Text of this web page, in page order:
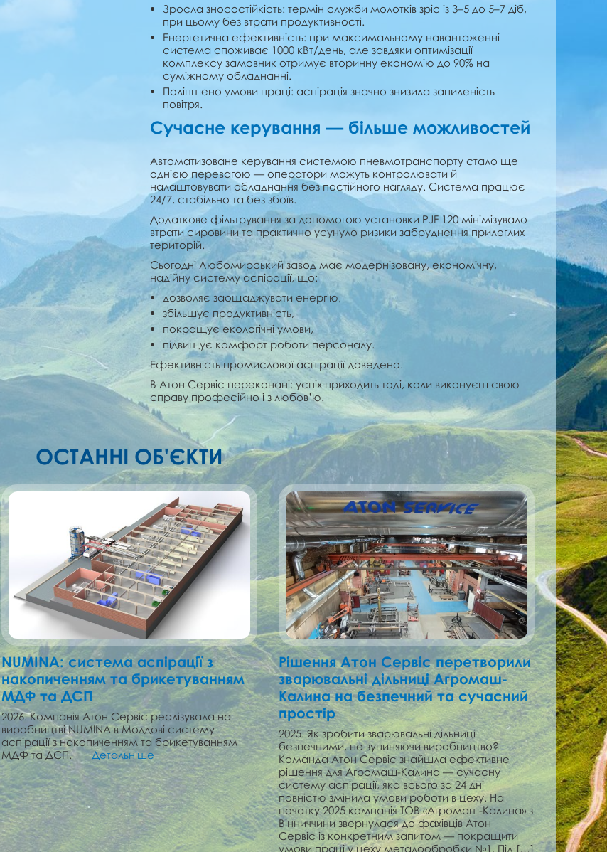
Зросла зносостійкість: термін служби молотків зріс із 3–5 до 5–7 діб,
при цьому без втрати продуктивності.
Енергетична ефективність: при максимальному навантаженні
система споживає 1000 кВт/день, але завдяки оптимізації
комплексу замовник отримує вторинну економію до 90% на
суміжному обладнанні.
Поліпшено умови праці: аспірація значно знизила запиленість
повітря.
Сучасне керування — більше можливостей
Автоматизоване керування системою пневмотранспорту стало ще
однією перевагою — оператори можуть контролювати й
налаштовувати обладнання без постійного нагляду. Система працює
24/7, стабільно та без збоїв.
Додаткове фільтрування за допомогою установки PJF 120 мінімізувало
втрати сировини та практично усунуло ризики забруднення прилеглих
територій.
Сьогодні Любомирський завод має модернізовану, економічну,
надійну систему аспірації, що:
дозволяє заощаджувати енергію,
збільшує продуктивність,
покращує екологічні умови,
підвищує комфорт роботи персоналу.
Ефективність промислової аспірації доведено.
В Атон Сервіс переконані: успіх приходить тоді, коли виконуєш свою
справу професійно і з любов’ю.
ОСТАННІ ОБ'ЄКТИ
NUMINA: cистема аспірації з
накопиченням та брикетуванням
МДФ та ДСП
2026. Компанія Атон Сервіс реалізувала на
виробництві NUMINA в Молдові cистему
аспірації з накопиченням та брикетуванням
МДФ та ДСП.Детальніше
Рішення Атон Сервіс перетворили
зварювальні дільниці Агромаш-
Калина на безпечний та сучасний
простір
2025. Як зробити зварювальні дільниці
безпечними, не зупиняючи виробництво?
Команда Атон Сервіс знайшла ефективне
рішення для Агромаш-Калина — сучасну
систему аспірації, яка всього за 24 дні
повністю змінила умови роботи в цеху. На
початку 2025 компанія ТОВ «Агромаш-Калина» з
Вінниччини звернулася до фахівців Атон
Сервіс із конкретним запитом — покращити
умови праці у цеху металообробки №1. Під […]